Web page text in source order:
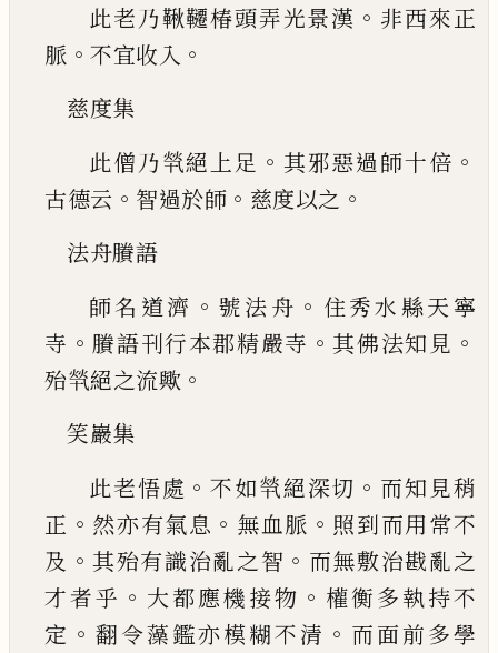
此老乃鞦韆椿頭弄光景漢 。 非西來正
脈 。 不宜收入 。
慈度集
此僧乃㷀絕上足 。 其邪惡過師十倍 。
古德云 。 智過於師 。 慈度以之 。
法舟賸語
師名道濟 。 號法舟 。 住秀水縣天寧
寺 。 賸語刊行本郡精嚴寺 。其佛法知見 。
殆㷀絕之流歟 。
笑巖集
此老悟處 。不如㷀絕深切 。 而知見稍
正 。 然亦有氣息 。 無血脈 。 照到而用常不
及 。其殆有識治亂之智 。 而無敷治戡亂之
才者乎 。 大都應機接物 。 權衡多執持不
定 。 翻令藻鑑亦模糊不清 。 而面前多學